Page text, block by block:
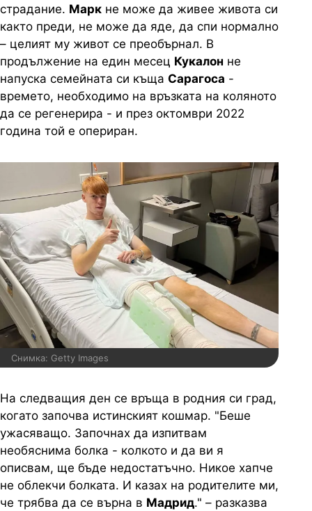
страдание. Марк не може да живее живота си
както преди, не може да яде, да спи нормално
– целият му живот се преобърнал. В
продължение на един месец Кукалон не
напуска семейната си къща Сарагоса -
времето, необходимо на връзката на коляното
да се регенерира - и през октомври 2022
година той е опериран.
Снимка: Getty Images
На следващия ден се връща в родния си град,
когато започва истинският кошмар. "Беше
ужасяващо. Започнах да изпитвам
необяснима болка - колкото и да ви я
описвам, ще бъде недостатъчно. Никое хапче
не облекчи болката. И казах на родителите ми,
че трябва да се върна в Мадрид." – разказва